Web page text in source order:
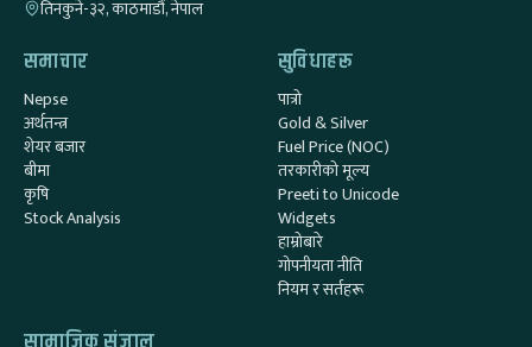
तिनकुने-३२, काठमाडौं, नेपाल
समाचार
Nepse
अर्थतन्त्र
शेयर बजार
बीमा
कृषि
Stock Analysis
सुविधाहरू
पात्रो
Gold & Silver
Fuel Price (NOC)
तरकारीको मूल्य
Preeti to Unicode
Widgets
हाम्रोबारे
गोपनीयता नीति
नियम र सर्तहरू